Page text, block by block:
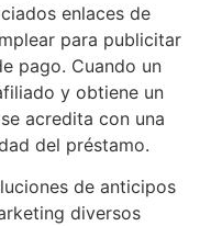
enlaces de
para publicitar
pago. Cuando un
y obtiene un
acredita con una
del préstamo.
de anticipos
diversos